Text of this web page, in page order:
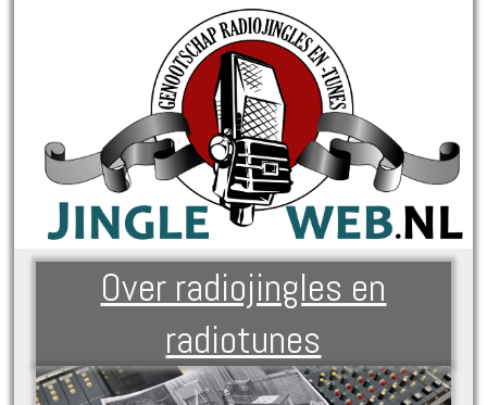
Over radiojingles en
radiotunes